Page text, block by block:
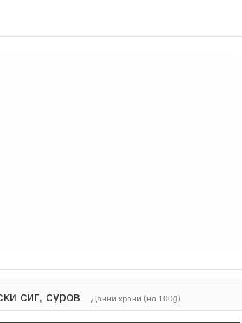
сиг, суров Данни храни (на 100g)